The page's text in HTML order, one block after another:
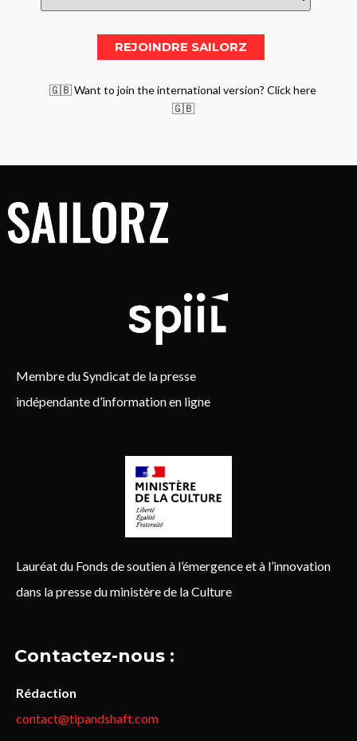
🇬🇧 Want to join the international version? Click here
🇬🇧
Membre du Syndicat de la presse
indépendante d’information en ligne
Lauréat du Fonds de soutien à l’émergence et à l’innovation
dans la presse du ministère de la Culture
Contactez-nous :
Rédaction
contact@tipandshaft.com